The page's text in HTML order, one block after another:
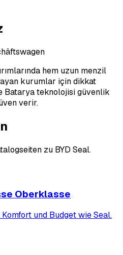
hem uzun menzil
kurumlar için dikkat
Batarya teknolojisi güvenlik
verir.
zu BYD Seal.
Oberklasse
und Budget wie Seal.